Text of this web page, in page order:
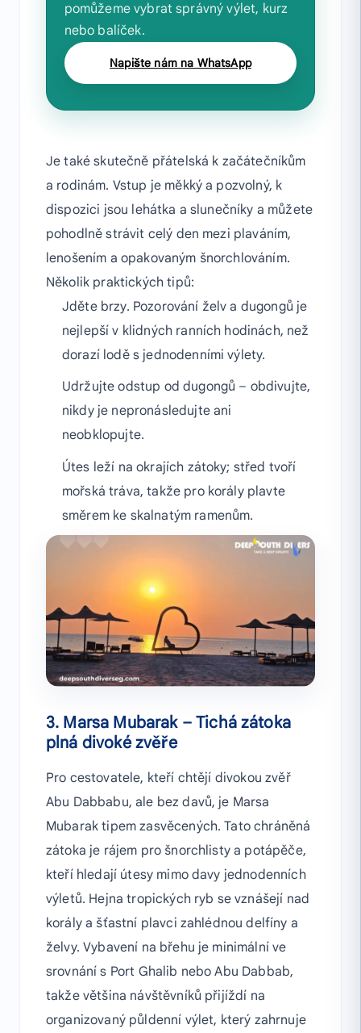
pomůžeme vybrat správný výlet, kurz
nebo balíček.
Napište nám na WhatsApp
Je také skutečně přátelská k začátečníkům
a rodinám. Vstup je měkký a pozvolný, k
dispozici jsou lehátka a slunečníky a můžete
pohodlně strávit celý den mezi plaváním,
lenošením a opakovaným šnorchlováním.
Několik praktických tipů:
Jděte brzy. Pozorování želv a dugongů je
nejlepší v klidných ranních hodinách, než
dorazí lodě s jednodenními výlety.
Udržujte odstup od dugongů – obdivujte,
nikdy je nepronásledujte ani
neobklopujte.
Útes leží na okrajích zátoky; střed tvoří
mořská tráva, takže pro korály plavte
směrem ke skalnatým ramenům.
3. Marsa Mubarak – Tichá zátoka
plná divoké zvěře
Pro cestovatele, kteří chtějí divokou zvěř
Abu Dabbabu, ale bez davů, je Marsa
Mubarak tipem zasvěcených. Tato chráněná
zátoka je rájem pro šnorchlisty a potápěče,
kteří hledají útesy mimo davy jednodenních
výletů. Hejna tropických ryb se vznášejí nad
korály a šťastní plavci zahlédnou delfíny a
želvy. Vybavení na břehu je minimální ve
srovnání s Port Ghalib nebo Abu Dabbab,
takže většina návštěvníků přijíždí na
organizovaný půldenní výlet, který zahrnuje